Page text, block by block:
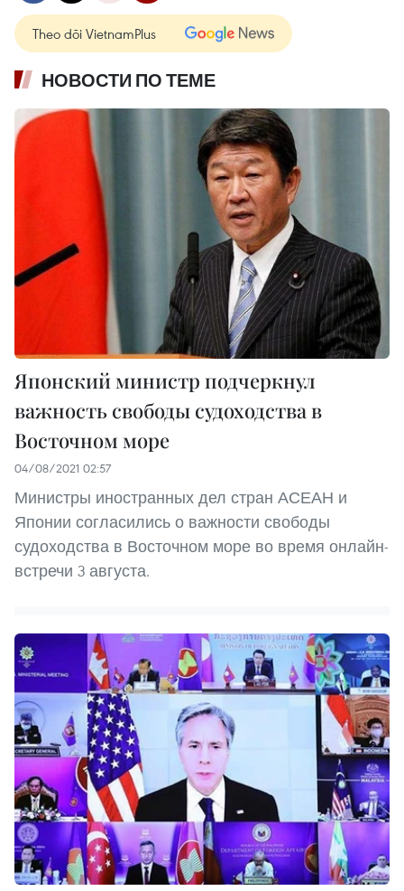
Theo dõi VietnamPlus
НОВОСТИ ПО ТЕМЕ
Японский министр подчеркнул
важность свободы судоходства в
Восточном море
04/08/2021 02:57
Министры иностранных дел стран АСЕАН и
Японии согласились о важности свободы
судоходства в Восточном море во время онлайн-
встречи 3 августа.